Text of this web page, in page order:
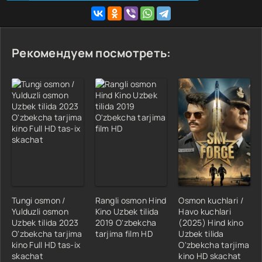
Рекомендуем посмотреть:
Tungi osmon /
Yulduzli osmon
Uzbek tilida 2023
O'zbekcha tarjima
kino Full HD tas-ix
skachat
Rangli osmon Hind
Kino Uzbek tilida
2019 O'zbekcha
tarjima film HD
Osmon kuchlari /
Havo kuchlari
(2025) Hind kino
Uzbek tilida
O'zbekcha tarjima
kino HD skachat